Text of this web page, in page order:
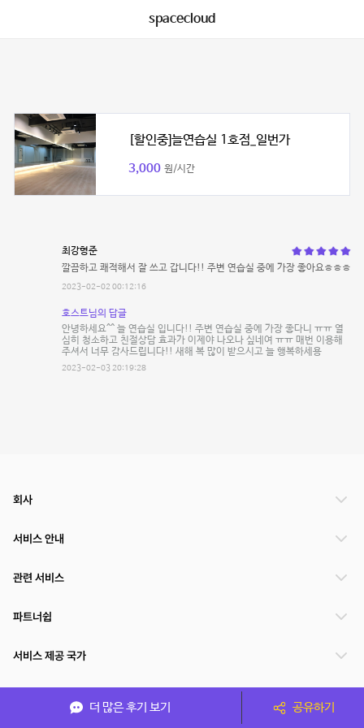
spacecloud
[할인중]늘연습실 1호점_일번가
3,000 원/시간
최강형준
깔끔하고 쾌적해서 잘 쓰고 갑니다!! 주변 연습실 중에 가장 좋아요ㅎㅎㅎ
2023-02-02 00:12:16
호스트님의 답글
안녕하세요^^ 늘 연습실 입니다!! 주변 연습실 중에 가장 좋다니 ㅠㅠ 열
심히 청소하고 친절상담 효과가 이제야 나오나 싶네여 ㅠㅠ 매번 이용해
주셔서 너무 감사드립니다!! 새해 복 많이 받으시고 늘 행복하세용
2023-02-03 20:19:28
더 많은 후기 보기 공유하기
회사
서비스 안내
관련 서비스
파트너쉽
서비스 제공 국가
(주)NSPACE 사업자정보